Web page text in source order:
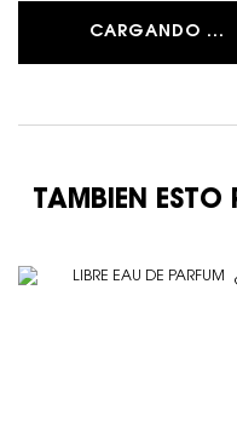
CARGANDO ...
TAMBIEN ESTO